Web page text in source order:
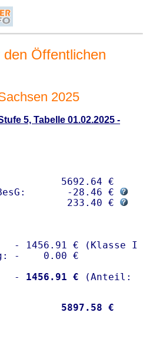
Öffentlichen
2025
5, Tabelle 01.02.2025 -
5692.64 €
-28.46 €
233.40 €
- 1456.91 € (Klasse I)
-    0.00 €
-
1456.91 €
5897.58 €